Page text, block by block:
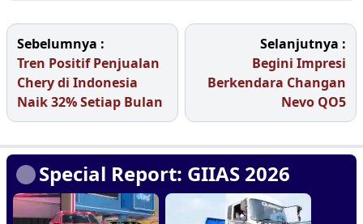
Sebelumnya :
Tren Positif Penjualan
Chery di Indonesia
Naik 32% Setiap Bulan
Selanjutnya :
Begini Impresi
Berkendara Changan
Nevo QO5
Special Report: GIIAS 2026